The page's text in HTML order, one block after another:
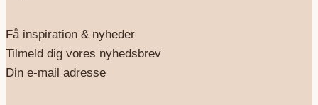
Få inspiration & nyheder
Tilmeld dig vores nyhedsbrev
Din e-mail adresse